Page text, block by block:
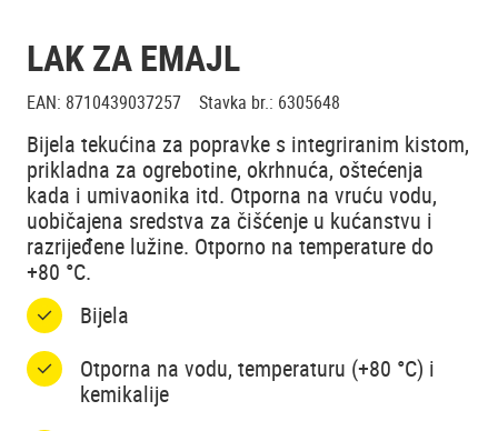
LAK ZA EMAJL
EAN: 8710439037257 Stavka br.: 6305648
Bijela tekućina za popravke s integriranim kistom,
prikladna za ogrebotine, okrhnuća, oštećenja
kada i umivaonika itd. Otporna na vruću vodu,
uobičajena sredstva za čišćenje u kućanstvu i
razrijeđene lužine. Otporno na temperature do
+80 °C.
Bijela
Otporna na vodu, temperaturu (+80 °C) i
kemikalije